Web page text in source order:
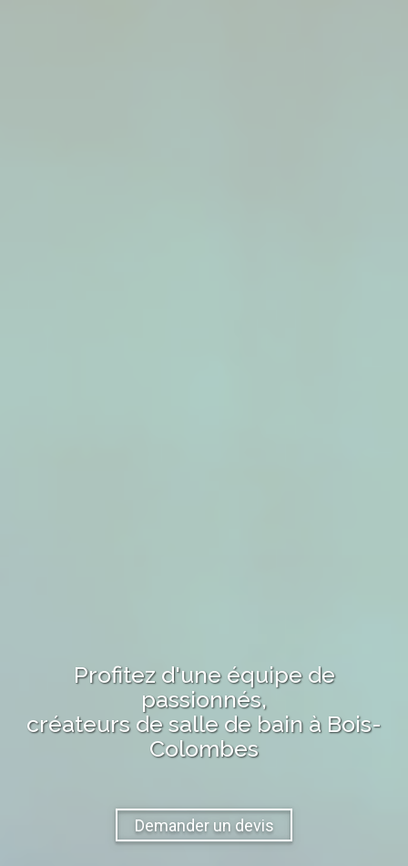
Profitez d'une équipe de
passionnés,
créateurs de salle de bain à Bois-
Colombes
Demander un devis